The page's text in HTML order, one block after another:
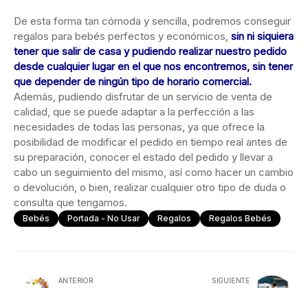
De esta forma tan cómoda y sencilla, podremos conseguir
regalos para bebés perfectos y económicos, sin ni siquiera
tener que salir de casa y pudiendo realizar nuestro pedido
desde cualquier lugar en el que nos encontremos, sin tener
que depender de ningún tipo de horario comercial.
Además, pudiendo disfrutar de un servicio de venta de
calidad, que se puede adaptar a la perfección a las
necesidades de todas las personas, ya que ofrece la
posibilidad de modificar el pedido en tiempo real antes de
su preparación, conocer el estado del pedido y llevar a
cabo un seguimiento del mismo, así como hacer un cambio
o devolución, o bien, realizar cualquier otro tipo de duda o
consulta que tengamos.
Bebés Portada - No Usar Regalos Regalos Bebés
ANTERIOR SIGUIENTE